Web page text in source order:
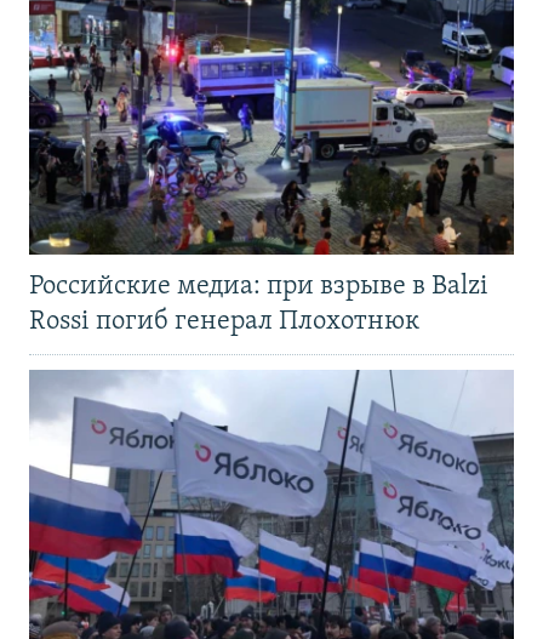
Российские медиа: при взрыве в Balzi
Rossi погиб генерал Плохотнюк